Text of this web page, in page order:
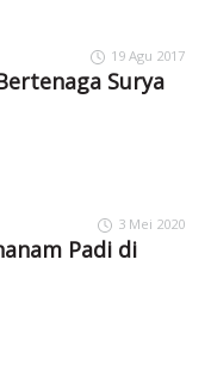
19 Agu 2017
Surya
3 Mei 2020
Padi di